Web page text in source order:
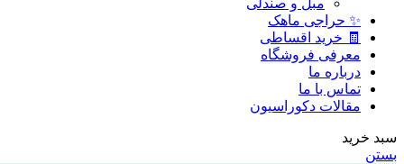
مبل و صندلی
✨ حراجی ماهک
🧾 خرید اقساطی
معرفی فروشگاه
درباره ما
تماس با ما
مقالات دکوراسیون
سبد خرید
بستن